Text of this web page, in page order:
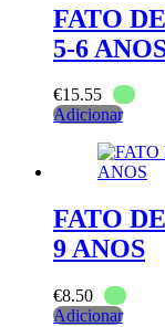
FATO
5-6
€15.55
Adicionar
FATO
9 ANOS
€8.50
Adicionar